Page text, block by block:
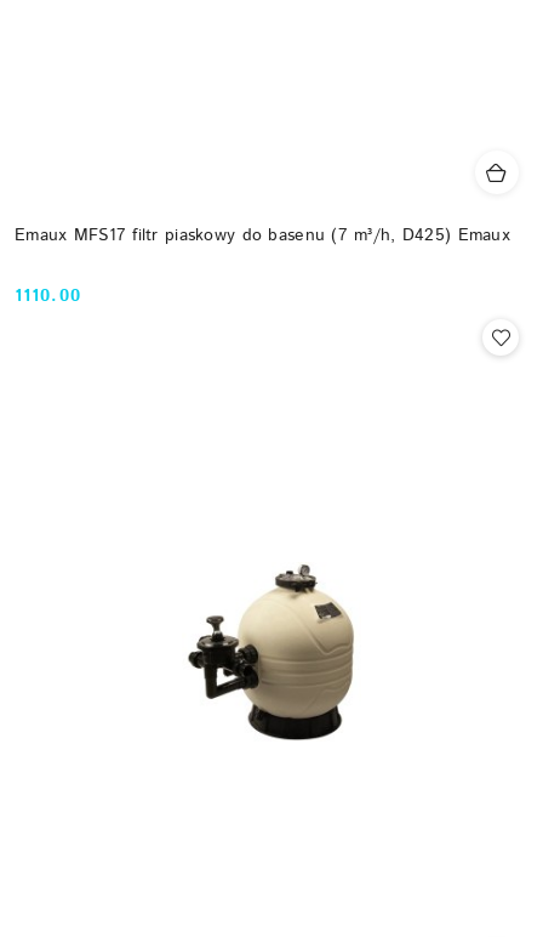
Emaux MFS17 filtr piaskowy do basenu (7 m³/h, D425) Emaux
Cena:
1110.00